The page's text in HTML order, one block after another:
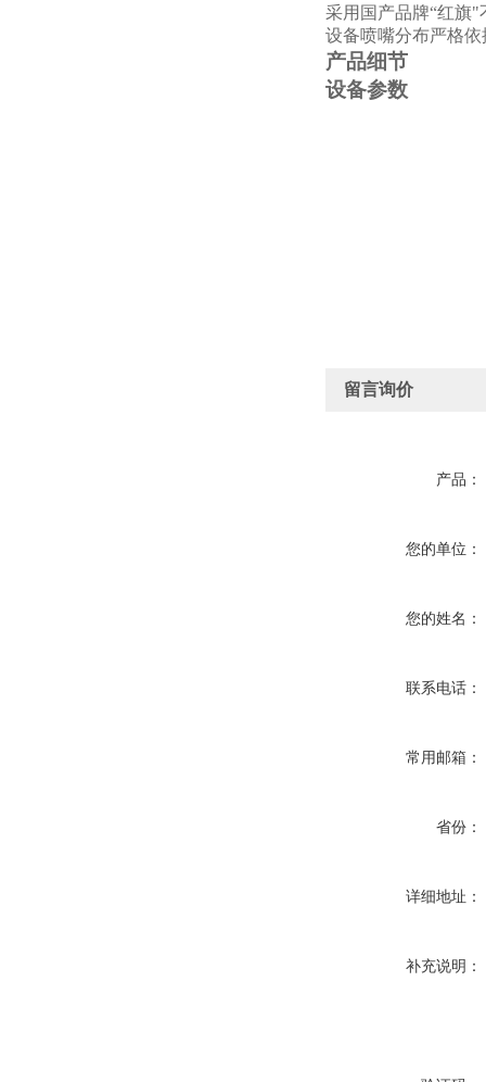
采用国产品牌“红旗
设备喷嘴分布严格
产品细节
设备参数
留言询价
产品：
您的单位：
您的姓名：
联系电话：
常用邮箱：
省份：
详细地址：
补充说明：